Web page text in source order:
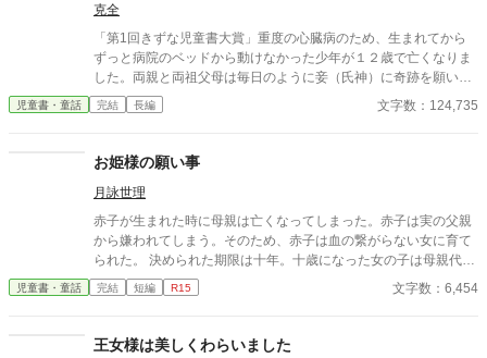
克全
「第1回きずな児童書大賞」重度の心臓病のため、生まれてから
ずっと病院のベッドから動けなかった少年が１２歳で亡くなりま
した。両親と両祖父母は毎日のように妾（氏神）に奇跡を願いま
したが、叶えてあげられませんでした。神々の定めで、現世では
奇跡を起こせなかったのです。ですが、記憶を残したまま転生さ
い健康な身体と神与スキルをおまけに付けてあげました。（氏神
児童書・童話 完結 長編 文字数：124,735
お姫様の願い事
月詠世理
赤子が生まれた時に母親は亡くなってしまった。赤子は実の父親
から嫌われてしまう。そのため、赤子は血の繋がらない女に育て
られた。 決められた期限は十年。十歳になった女の子は母親代わ
りに連れられて城に行くことになった。女の子の実の父親のもと
へ——。女の子はさいごに何を願うのだろうか。
児童書・童話 完結 短編 R15 文字数：6,454
王女様は美しくわらいました